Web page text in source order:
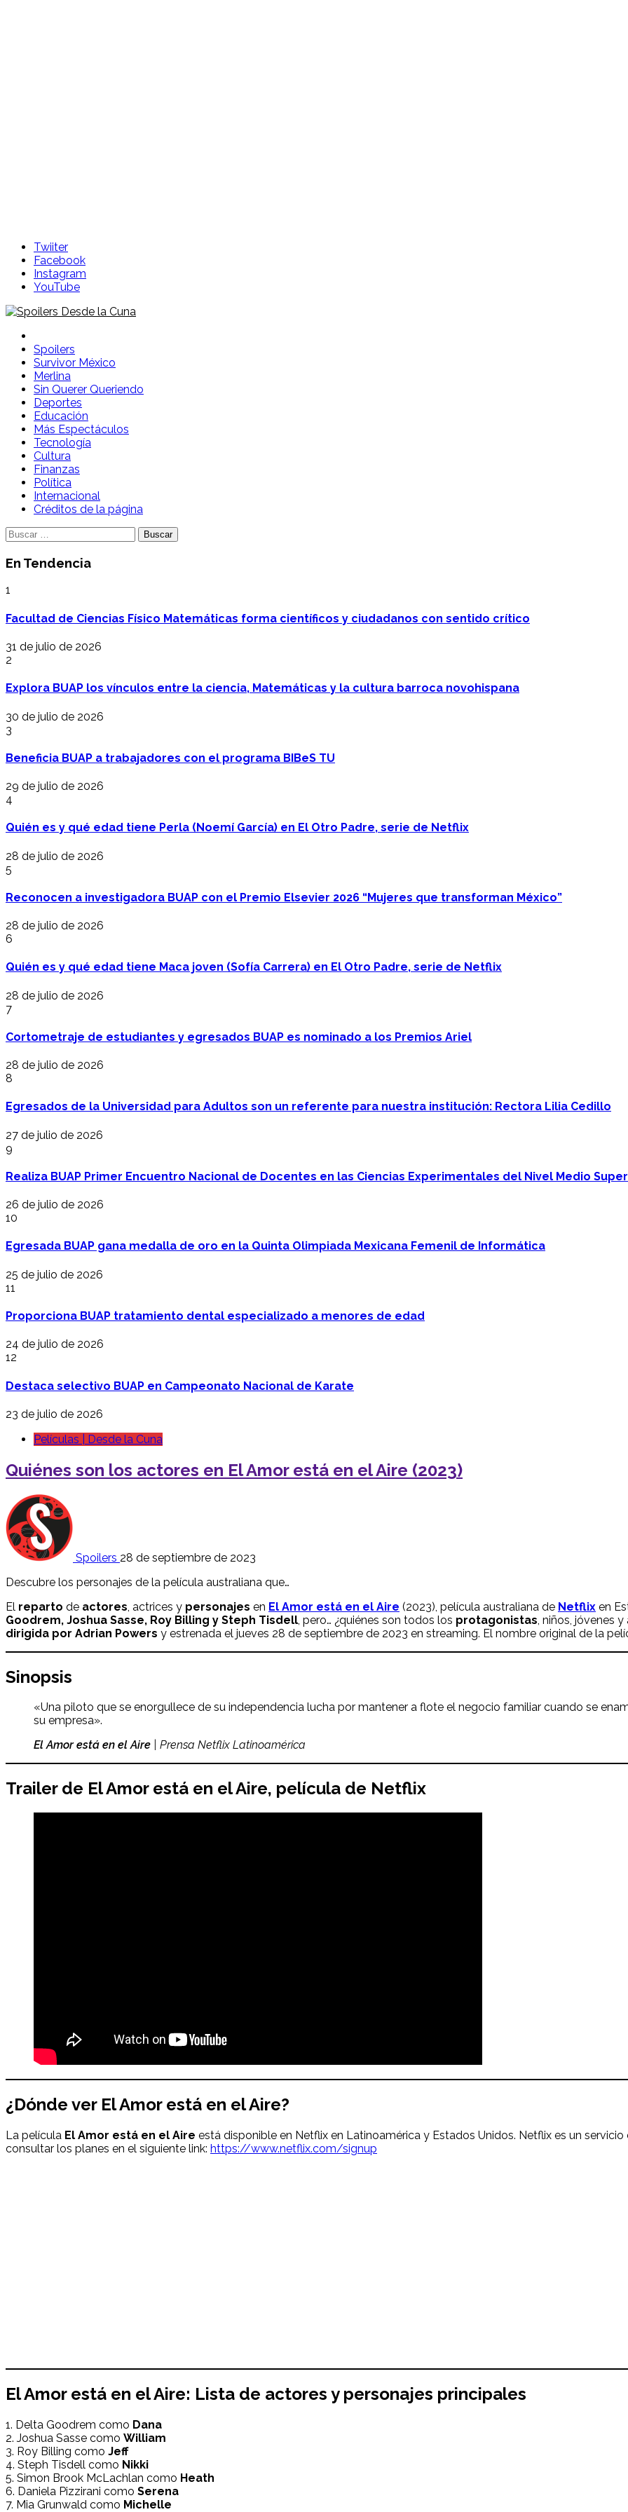
Twiiter
Facebook
Instagram
YouTube
Spoilers Desde la Cuna
Sitio con información sobre series, película, reality shows y telenovelas
Spoilers
Survivor México
Merlina
Sin Querer Queriendo
Deportes
Educación
Más Espectáculos
Tecnología
Cultura
Finanzas
Política
Internacional
Créditos de la página
Buscar:
En Tendencia
1
Facultad de Ciencias Físico Matemáticas forma científicos y ciudadanos con sentido crítico
31 de julio de 2026
2
Explora BUAP los vínculos entre la ciencia, Matemáticas y la cultura barroca novohispana
30 de julio de 2026
3
Beneficia BUAP a trabajadores con el programa BIBeS TU
29 de julio de 2026
4
Quién es y qué edad tiene Perla (Noemí García) en El Otro Padre, serie de Netflix
28 de julio de 2026
5
Reconocen a investigadora BUAP con el Premio Elsevier 2026 “Mujeres que transforman México”
28 de julio de 2026
6
Quién es y qué edad tiene Maca joven (Sofía Carrera) en El Otro Padre, serie de Netflix
28 de julio de 2026
7
Cortometraje de estudiantes y egresados BUAP es nominado a los Premios Ariel
28 de julio de 2026
8
Egresados de la Universidad para Adultos son un referente para nuestra institución: Rectora Lilia Cedillo
27 de julio de 2026
9
Realiza BUAP Primer Encuentro Nacional de Docentes en las Ciencias Experimentales del Nivel Medio
26 de julio de 2026
10
Egresada BUAP gana medalla de oro en la Quinta Olimpiada Mexicana Femenil de Informática
25 de julio de 2026
11
Proporciona BUAP tratamiento dental especializado a menores de edad
24 de julio de 2026
12
Destaca selectivo BUAP en Campeonato Nacional de Karate
23 de julio de 2026
Películas | Desde la Cuna
Quiénes son los actores en El Amor está en el Aire (2023)
Spoilers 28 de septiembre de 2023
Descubre los personajes de la película australiana que…
El reparto de actores , actrices y personajes en El Amor está en el Aire (2023), película australiana de Netflix en
Goodrem, Joshua Sasse, Roy Billing y Steph Tisdell , pero… ¿quiénes son todos los protagonistas , niños, jóvenes
dirigida por Adrian Powers y estrenada el jueves 28 de septiembre de 2023 en streaming. El nombre original de la
Sinopsis
«Una piloto que se enorgullece de su independencia lucha por mantener a flote el negocio familiar cuando se
su empresa».
El Amor está en el Aire | Prensa Netflix Latinoamérica
Trailer de El Amor está en el Aire, película de Netflix
¿Dónde ver El Amor está en el Aire?
La película El Amor está en el Aire está disponible en Netflix en Latinoamérica y Estados Unidos. Netflix es un
consultar los planes en el siguiente link: https://www.netflix.com/signup
El Amor está en el Aire: Lista de actores y personajes principales
1. Delta Goodrem como Dana
2. Joshua Sasse como William
3. Roy Billing como Jeff
4. Steph Tisdell como Nikki
5. Simon Brook McLachlan como Heath
6. Daniela Pizzirani como Serena
7. Mia Grunwald como Michelle